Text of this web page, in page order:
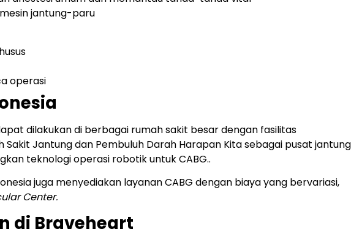
jantung-paru
operasi
dilakukan di berbagai rumah sakit besar dengan fasilitas
Sakit Jantung dan Pembuluh Darah Harapan Kita sebagai pusat jantung
teknologi operasi robotik untuk CABG..
juga menyediakan layanan CABG dengan biaya yang bervariasi,
Center.
di Braveheart